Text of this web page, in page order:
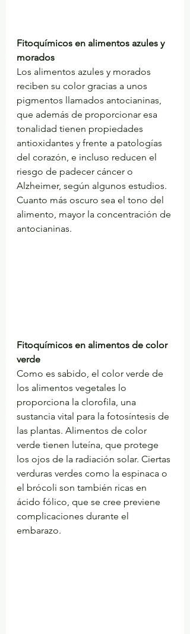
Fitoquímicos en alimentos azules y
morados
Los alimentos azules y morados
reciben su color gracias a unos
pigmentos llamados antocianinas,
que además de proporcionar esa
tonalidad tienen propiedades
antioxidantes y frente a patologías
del corazón, e incluso reducen el
riesgo de padecer cáncer o
Alzheimer, según algunos estudios.
Cuanto más oscuro sea el tono del
alimento, mayor la concentración de
antocianinas.
Fitoquímicos en alimentos de color
verde
Como es sabido, el color verde de
los alimentos vegetales lo
proporciona la clorofila, una
sustancia vital para la fotosíntesis de
las plantas. Alimentos de color
verde tienen luteína, que protege
los ojos de la radiación solar. Ciertas
verduras verdes como la espinaca o
el brócoli son también ricas en
ácido fólico, que se cree previene
complicaciones durante el
embarazo.